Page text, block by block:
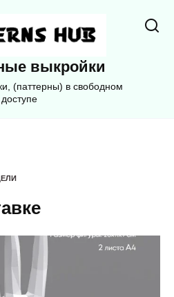
выкройки
(паттерны) в свободном
доступе